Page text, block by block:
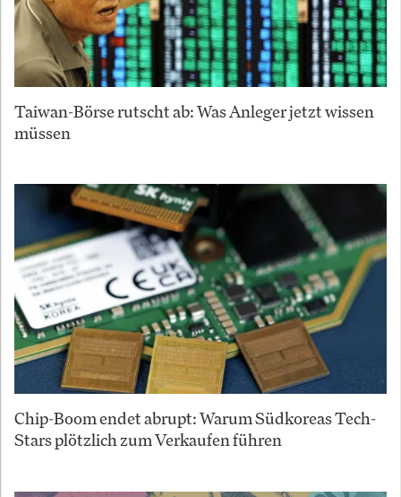
Taiwan-Börse rutscht ab: Was Anleger jetzt wissen
müssen
Chip-Boom endet abrupt: Warum Südkoreas Tech-
Stars plötzlich zum Verkaufen führen